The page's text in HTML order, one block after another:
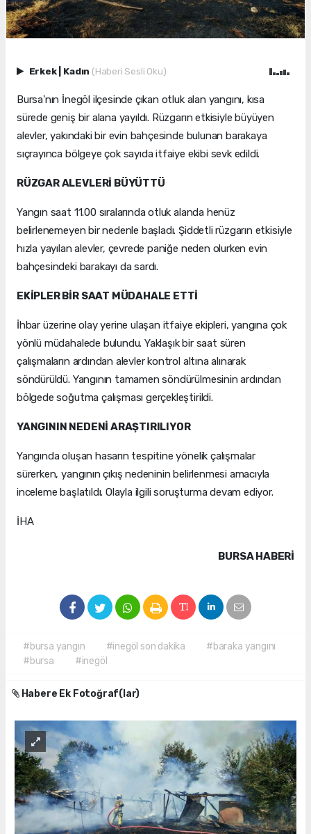
Erkek Kadın (Haberi Sesli Oku)
Bursa'nın İnegöl ilçesinde çıkan otluk alan yangını, kısa
sürede geniş bir alana yayıldı. Rüzgarın etkisiyle büyüyen
alevler, yakındaki bir evin bahçesinde bulunan barakaya
sıçrayınca bölgeye çok sayıda itfaiye ekibi sevk edildi.
RÜZGAR ALEVLERİ BÜYÜTTÜ
Yangın saat 11.00 sıralarında otluk alanda henüz
belirlenemeyen bir nedenle başladı. Şiddetli rüzgarın etkisiyle
hızla yayılan alevler, çevrede paniğe neden olurken evin
bahçesindeki barakayı da sardı.
EKİPLER BİR SAAT MÜDAHALE ETTİ
İhbar üzerine olay yerine ulaşan itfaiye ekipleri, yangına çok
yönlü müdahalede bulundu. Yaklaşık bir saat süren
çalışmaların ardından alevler kontrol altına alınarak
söndürüldü. Yangının tamamen söndürülmesinin ardından
bölgede soğutma çalışması gerçekleştirildi.
YANGININ NEDENİ ARAŞTIRILIYOR
Yangında oluşan hasarın tespitine yönelik çalışmalar
sürerken, yangının çıkış nedeninin belirlenmesi amacıyla
inceleme başlatıldı. Olayla ilgili soruşturma devam ediyor.
İHA
BURSA HABERİ
#bursa yangın #inegöl son dakika
#baraka yangını
#bursa
#inegöl
Habere Ek Fotoğraf(lar)